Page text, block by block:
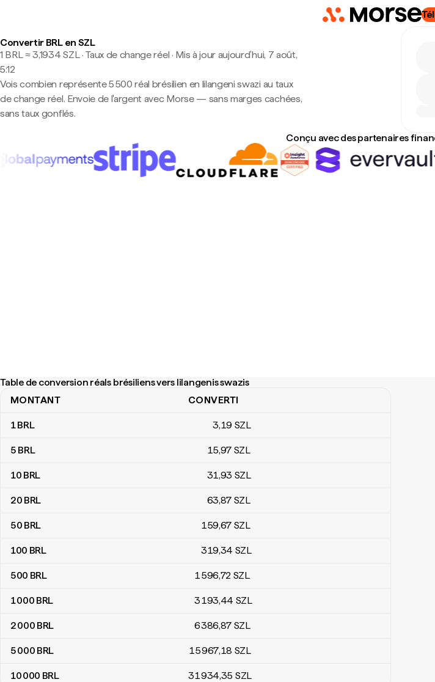
Convertir BRL en SZL
1 BRL ≈ 3,1934 SZL · Taux de change réel · Mis à jour aujourd’hui, 7 août,
5:12
Vois combien représente 5 500 réal brésilien en lilangeni swazi au taux
de change réel. Envoie de l'argent avec Morse — sans marges cachées,
sans taux gonflés.
Conçu avec des partenaires
Table de conversion réals brésiliens vers lilangenis swazis
Table de conversion réals brésiliens vers lilangenis swazis
MONTANT CONVERTI
1BRL 3,19 SZL
5 BRL 15,97 SZL
10 BRL 31,93 SZL
20 BRL 63,87 SZL
50 BRL 159,67 SZL
100 BRL 319,34 SZL
500 BRL 1 596,72 SZL
1 000 BRL 3 193,44 SZL
2 000 BRL 6 386,87 SZL
5 000 BRL 15 967,18 SZL
10 000 BRL 31 934,35 SZL